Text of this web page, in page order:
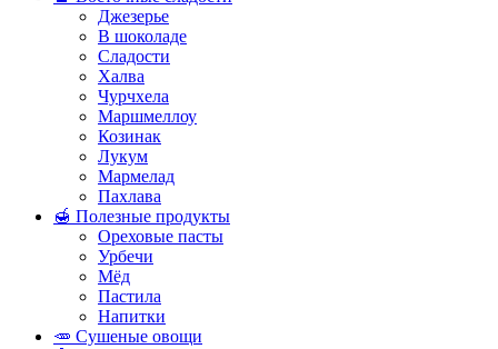
Джезерье
В шоколаде
Сладости
Халва
Чурчхела
Маршмеллоу
Козинак
Лукум
Мармелад
Пахлава
🍯 Полезные продукты
Ореховые пасты
Урбечи
Мёд
Пастила
Напитки
🥕 Сушеные овощи